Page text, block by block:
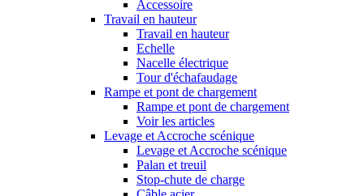
Accessoire
Travail en hauteur
Travail en hauteur
Echelle
Nacelle électrique
Tour d'échafaudage
Rampe et pont de chargement
Rampe et pont de chargement
Voir les articles
Levage et Accroche scénique
Levage et Accroche scénique
Palan et treuil
Stop-chute de charge